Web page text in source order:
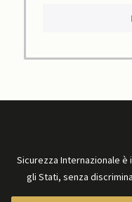
Sicurezza Internazionale
gli Stati, senza